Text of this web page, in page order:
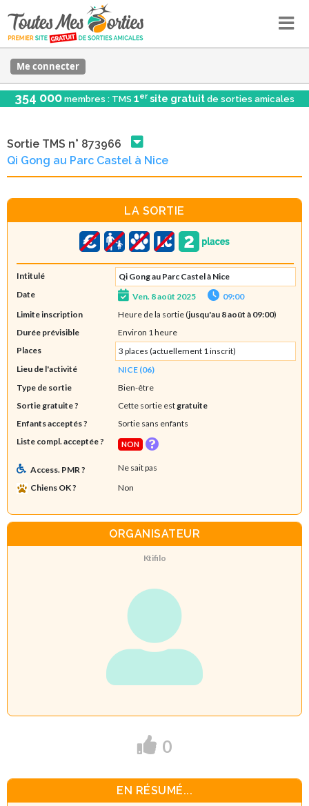
Me connecter
354 000 membres : TMS 1er site gratuit de sorties amicales
Sortie TMS n° 873966
Qi Gong au Parc Castel à Nice
LA SORTIE
Intitulé
Qi Gong au Parc Castel à Nice
Date
Ven. 8 août 2025
09:00
Limite inscription
Heure de la sortie (jusqu'au 8 août à 09:00)
Durée prévisible
Environ 1 heure
Places
3 places (actuellement 1 inscrit)
Lieu de l'activité
NICE (06)
Type de sortie
Bien-être
Sortie gratuite ?
Cette sortie est gratuite
Enfants acceptés ?
Sortie sans enfants
Liste compl. acceptée ?
NON
Access. PMR ?
Ne sait pas
Chiens OK ?
Non
ORGANISATEUR
Ktifilo
0
EN RÉSUMÉ...